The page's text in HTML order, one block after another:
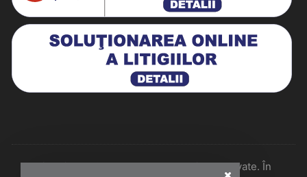
Historiarum 2026 - Toate drepturile rezervate. În